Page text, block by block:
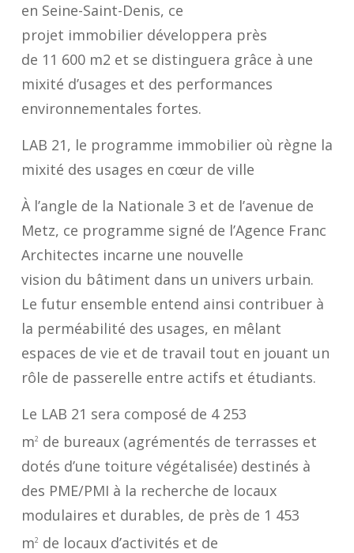
en Seine-Saint-Denis, ce
projet immobilier développera près
de 11 600 m2 et se distinguera grâce à une
mixité d’usages et des performances
environnementales fortes.
LAB 21, le programme immobilier où règne la
mixité des usages en cœur de ville
À l’angle de la Nationale 3 et de l’avenue de
Metz, ce programme signé de l’Agence Franc
Architectes incarne une nouvelle
vision du bâtiment dans un univers urbain.
Le futur ensemble entend ainsi contribuer à
la perméabilité des usages, en mêlant
espaces de vie et de travail tout en jouant un
rôle de passerelle entre actifs et étudiants.
Le LAB 21 sera composé de 4 253
m2 de bureaux (agrémentés de terrasses et
dotés d’une toiture végétalisée) destinés à
des PME/PMI à la recherche de locaux
modulaires et durables, de près de 1 453
m2 de locaux d’activités et de